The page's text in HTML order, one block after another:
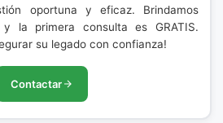
oportuna y eficaz. Brindamos
la primera consulta es GRATIS.
su legado con confianza!
Contactar